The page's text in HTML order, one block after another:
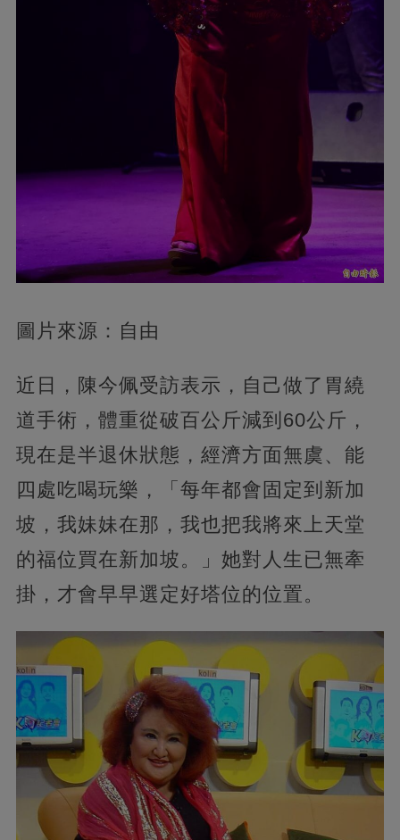
圖片來源：自由
近日，陳今佩受訪表示，自己做了胃繞
道手術，體重從破百公斤減到60公斤，
現在是半退休狀態，經濟方面無虞、能
四處吃喝玩樂，「每年都會固定到新加
坡，我妹妹在那，我也把我將來上天堂
的福位買在新加坡。」她對人生已無牽
掛，才會早早選定好塔位的位置。